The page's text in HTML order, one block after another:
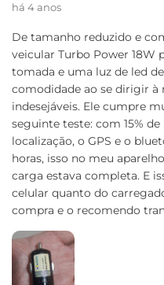
Características
- Carregamento Turbo
- 3X mais eficiente que os
Portas do carregador USB -
Compatível com toda linha
18w - Modelo Bivolt
há 4 anos
De tamanho reduzido e
veicular Turbo Power 18W
tomada e uma luz de led
comodidade ao se dirigir à
indesejáveis. Ele cumpre
seguinte teste: com 15%
localização, o GPS e o
horas, isso no meu
carga estava completa. E
celular quanto do
compra e o recomendo